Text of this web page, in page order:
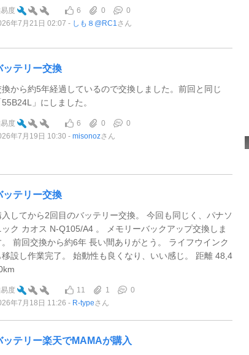
度 6 0
0
年7月21日 02:07
しも８@RC1さん
ッテリー交換
換から約5年経過しているので交換しました。前回と同じ
」にしました。
度 6 0
0
年7月19日 10:30
misonozさん
ッテリー交換
入してから2回目のバッテリー交換。 今回も同じく、パナソ
ック カオス N-Q105/A4 。 メモリーバックアップ交換しま
。 前回交換から約6年 長い間ありがとう。 ライフウインク
移設し作業完了。 始動性も良くなり、いい感じ。 距離 48,4
度 11 1
0
年7月18日 11:26
R-typeさん
ッテリー楽天でMAMAが購入